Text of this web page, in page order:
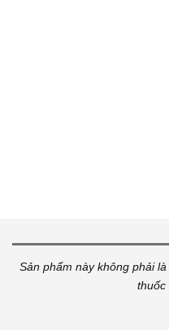
Sản phẩm này không phải
thuốc